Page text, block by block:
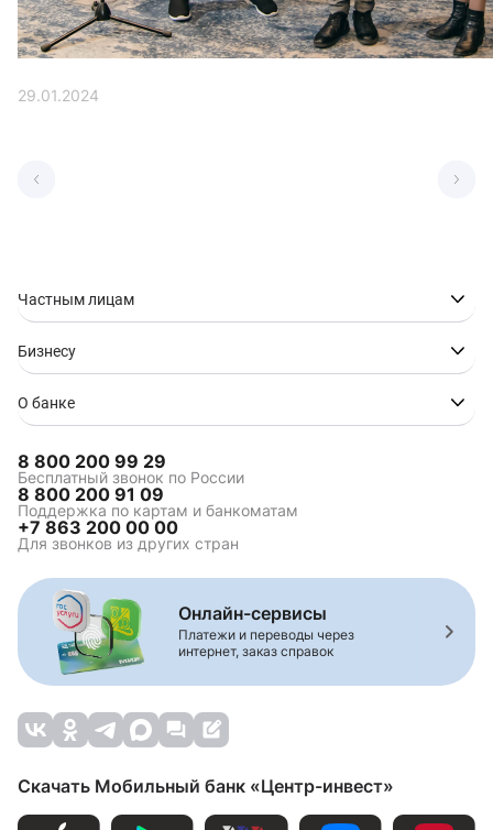
29.01.2024
Частным лицам
Бизнесу
О банке
8 800 200 99 29
Бесплатный звонок по России
8 800 200 91 09
Поддержка по картам и банкоматам
+7 863 200 00 00
Для звонков из других стран
Онлайн-сервисы
Платежи и переводы через
интернет, заказ справок
Скачать Мобильный банк «Центр-инвест»